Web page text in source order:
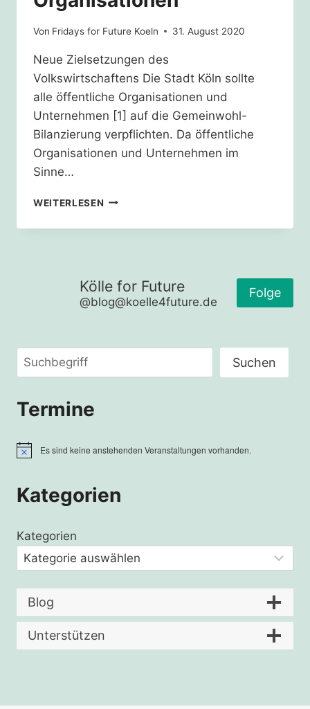
Von Fridays for Future Koeln 31. August 2020
Neue Zielsetzungen des
Volkswirtschaftens Die Stadt Köln sollte
alle öffentliche Organisationen und
Unternehmen [1] auf die Gemeinwohl-
Bilanzierung verpflichten. Da öffentliche
Organisationen und Unternehmen im
Sinne…
WEITERLESEN STÄDTISCHE
–
Kölle for Future
@blog@koelle4future.de
Folge
Suchen Suchen
Termine
HinweisEs sind keine anstehenden Veranstaltungen vorhanden.
Kategorien
Kategorien
Blog
Unterstützen